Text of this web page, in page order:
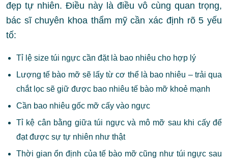
đẹp tự nhiên. Điều này là điều vô cùng quan trọng,
bác sĩ chuyên khoa thẩm mỹ cần xác định rõ 5 yếu
tố:
Tỉ lệ size túi ngực cần đặt là bao nhiêu cho hợp lý
Lượng tế bào mỡ sẽ lấy từ cơ thể là bao nhiêu – trải qua
chắt lọc sẽ giữ được bao nhiêu tế bào mỡ khoẻ mạnh
Cần bao nhiêu gốc mỡ cấy vào ngực
Tỉ kệ cân bằng giữa túi ngực và mô mỡ sau khi cấy để
đạt được sự tự nhiên như thật
Thời gian ổn định của tế bào mỡ cũng như túi ngực sau